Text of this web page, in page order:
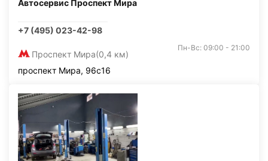
Автосервис Проспект Мира
+7 (495) 023-42-98
Проспект Мира(0,4 км)
Пн-Вс: 09:00 - 21:00
проспект Мира, 96с16